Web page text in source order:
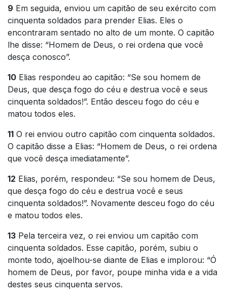
9 Em seguida, enviou um capitão de seu exército com
cinquenta soldados para prender Elias. Eles o
encontraram sentado no alto de um monte. O capitão
lhe disse: “Homem de Deus, o rei ordena que você
desça conosco”.
10 Elias respondeu ao capitão: “Se sou homem de
Deus, que desça fogo do céu e destrua você e seus
cinquenta soldados!”. Então desceu fogo do céu e
matou todos eles.
11 O rei enviou outro capitão com cinquenta soldados.
O capitão disse a Elias: “Homem de Deus, o rei ordena
que você desça imediatamente”.
12 Elias, porém, respondeu: “Se sou homem de Deus,
que desça fogo do céu e destrua você e seus
cinquenta soldados!”. Novamente desceu fogo do céu
e matou todos eles.
13 Pela terceira vez, o rei enviou um capitão com
cinquenta soldados. Esse capitão, porém, subiu o
monte todo, ajoelhou-se diante de Elias e implorou: “Ó
homem de Deus, por favor, poupe minha vida e a vida
destes seus cinquenta servos.